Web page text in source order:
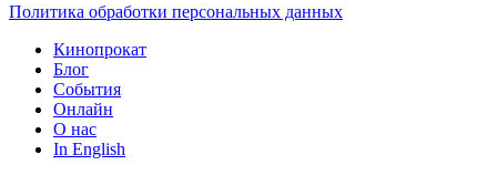
Политика обработки персональных данных
Кинопрокат
Блог
События
Онлайн
О нас
In English